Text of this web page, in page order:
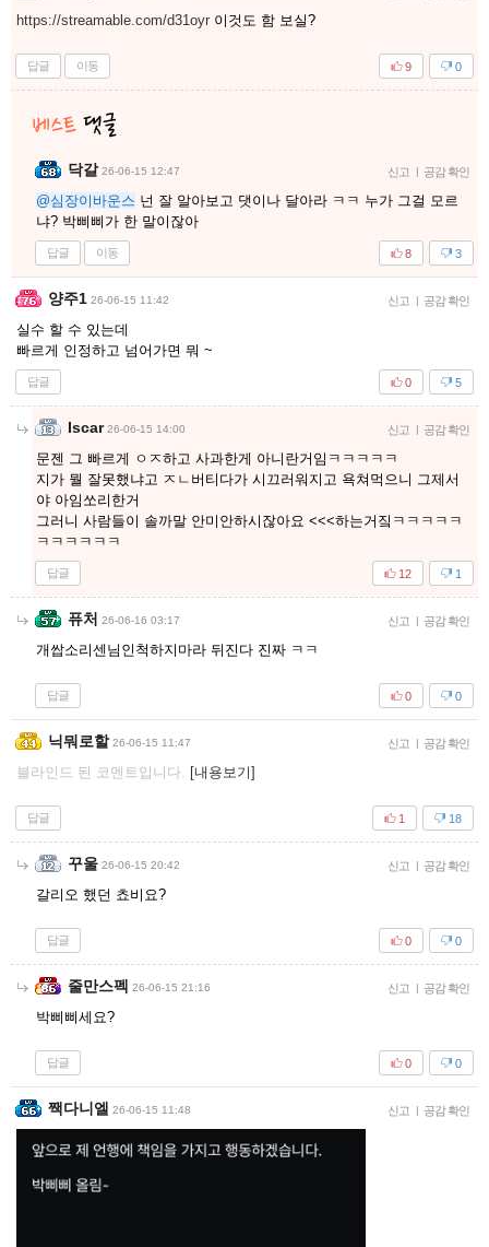
https://streamable.com/d31oyr 이것도 함 보실?
답글 이동 0
9
닥갈 26-06-15 12:47 신고 | 공감 확인
@심장이바운스 넌 잘 알아보고 댓이나 달아라 ㅋㅋ 누가 그걸 모르
냐? 박삐삐가 한 말이잖아
답글 이동 3
8
양주1 26-06-15 11:42 신고 | 공감 확인
실수 할 수 있는데
빠르게 인정하고 넘어가면 뭐 ~
답글 5
0
Iscar 26-06-15 14:00 신고 | 공감 확인
문젠 그 빠르게 ㅇㅈ하고 사과한게 아니란거임ㅋㅋㅋㅋㅋ
지가 뭘 잘못했냐고 ㅈㄴ버티다가 시끄러워지고 욕쳐먹으니 그제서
야 아임쏘리한거
그러니 사람들이 솔까말 안미안하시잖아요 <<<하는거짘ㅋㅋㅋㅋㅋ
ㅋㅋㅋㅋㅋㅋ
답글 1
12
퓨처 26-06-16 03:17 신고 | 공감 확인
개쌉소리센님인척하지마라 뒤진다 진짜 ㅋㅋ
답글 0
0
닉뭐로할 26-06-15 11:47 신고 | 공감 확인
블라인드 된 코멘트입니다. [내용보기]
답글 18
1
꾸울 26-06-15 20:42 신고 | 공감 확인
갈리오 했던 쵸비요?
답글 0
0
줄만스펙 26-06-15 21:16 신고 | 공감 확인
박삐삐세요?
답글 0
0
짹다니엘 26-06-15 11:48 신고 | 공감 확인